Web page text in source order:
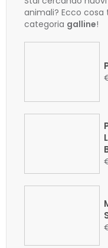
animali? Ecco cosa
categoria galline!